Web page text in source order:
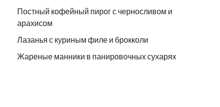
Постный кофейный пирог с черносливом и
арахисом
Лазанья с куриным филе и брокколи
Жареные манники в панировочных сухарях